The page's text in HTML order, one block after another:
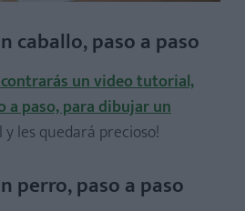
caballo, paso a paso
un video tutorial,
a paso, para dibujar un
y les quedará precioso!
perro, paso a paso